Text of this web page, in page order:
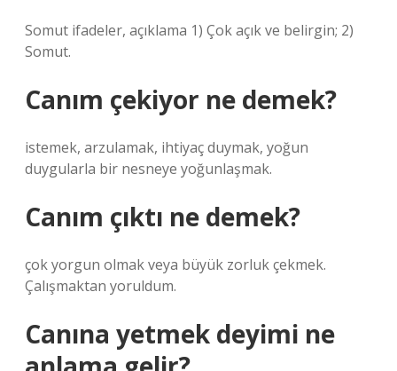
Somut ifadeler, açıklama 1) Çok açık ve belirgin; 2)
Somut.
Canım çekiyor ne demek?
istemek, arzulamak, ihtiyaç duymak, yoğun
duygularla bir nesneye yoğunlaşmak.
Canım çıktı ne demek?
çok yorgun olmak veya büyük zorluk çekmek.
Çalışmaktan yoruldum.
Canına yetmek deyimi ne